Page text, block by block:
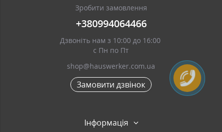
Зробити замовлення
+380994064466
Дзвоніть нам з 10:00 до 16:00
с Пн по Пт
shop@hauswerker.com.ua
Замовити дзвінок
Інформація